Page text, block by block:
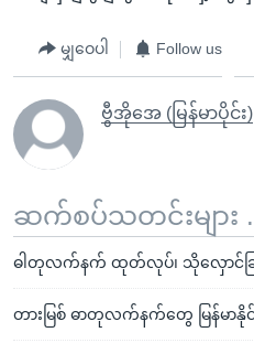
မျှဝေပါ Follow us
ဗွီအိုအေ (မြန်မာပိုင်း)
ဆက်စပ်သတင်းများ
ဓါတုလက်နက် ထုတ်လုပ်၊ သိုလှောင်ခြ
တားမြစ် ဓာတုလက်နက်တွေ မြန်မာနို